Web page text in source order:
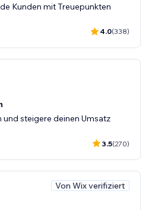
Kunden mit Treuepunkten
4.0(338)
und steigere deinen Umsatz
3.5(270)
Von Wix verifiziert